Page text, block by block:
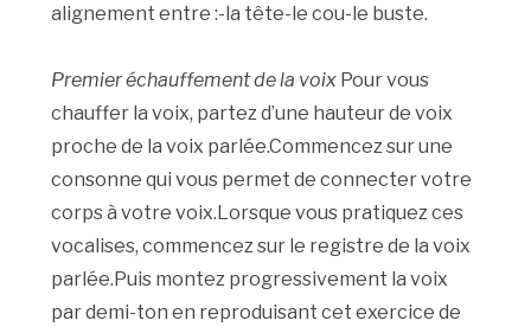
alignement entre :-la tête-le cou-le buste.
Premier échauffement de la voix Pour vous
chauffer la voix, partez d’une hauteur de voix
proche de la voix parlée.Commencez sur une
consonne qui vous permet de connecter votre
corps à votre voix.Lorsque vous pratiquez ces
vocalises, commencez sur le registre de la voix
parlée.Puis montez progressivement la voix
par demi-ton en reproduisant cet exercice de